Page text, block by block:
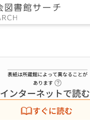
表紙は所蔵館によって異なることが
あります
インターネットで読む
すぐに読む